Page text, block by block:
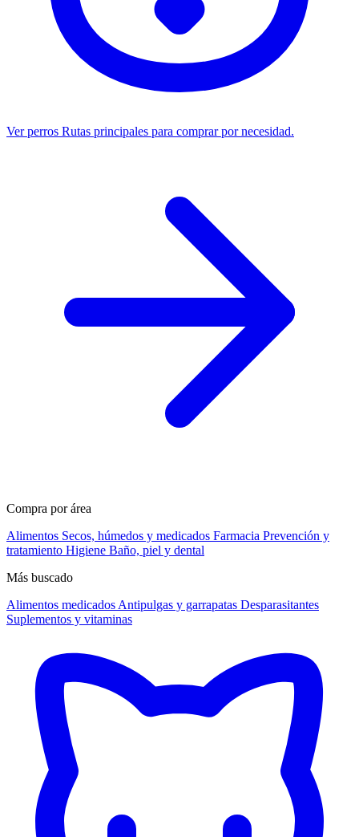
Ver perros Rutas principales para comprar por necesidad.
Compra por área
Alimentos Secos, húmedos y medicados Farmacia Prevención y
tratamiento Higiene Baño, piel y dental
Más buscado
Alimentos medicados Antipulgas y garrapatas Desparasitantes
Suplementos y vitaminas